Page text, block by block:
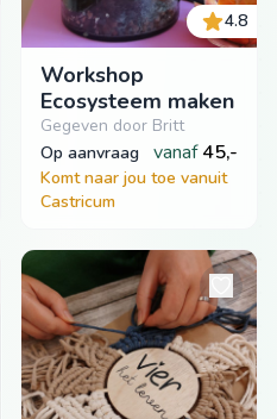
4.8
Workshop
Ecosysteem maken
Gegeven door Britt
op aanvraag
vanaf 45,-
Komt naar jou toe vanuit
Castricum